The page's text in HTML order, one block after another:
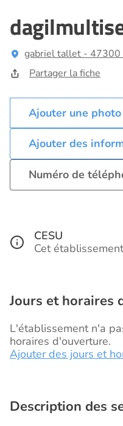
gabriel tallet -
Partager la fiche
Ajouter des
Numéro de
CESU
Cet
Jours et horaires
L'établissement n'a
horaires d'ouverture.
Ajouter des jours et
Description des